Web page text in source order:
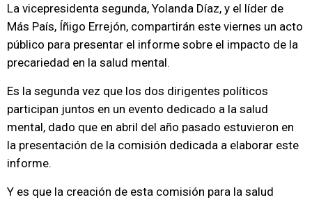
La vicepresidenta segunda, Yolanda Díaz, y el líder de
Más País, Íñigo Errejón, compartirán este viernes un acto
público para presentar el informe sobre el impacto de la
precariedad en la salud mental.
Es la segunda vez que los dos dirigentes políticos
participan juntos en un evento dedicado a la salud
mental, dado que en abril del año pasado estuvieron en
la presentación de la comisión dedicada a elaborar este
informe.
Y es que la creación de esta comisión para la salud